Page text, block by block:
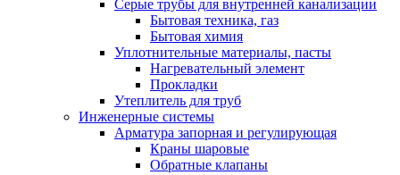
Серые трубы для внутренней канализации
Бытовая техника, газ
Бытовая химия
Уплотнительные материалы, пасты
Нагревательный элемент
Прокладки
Утеплитель для труб
Инженерные системы
Арматура запорная и регулирующая
Краны шаровые
Обратные клапаны